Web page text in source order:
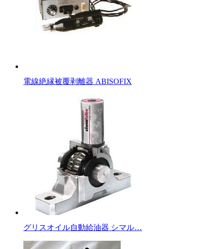
電線絶縁被覆剥離器 ABISOFIX
グリスオイル自動給油器 シマル…